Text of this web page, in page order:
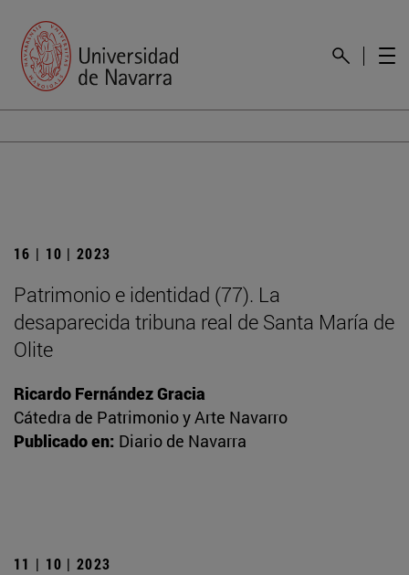
16 | 10 | 2023
Patrimonio e identidad (77). La
desaparecida tribuna real de Santa María de
Olite
Ricardo Fernández Gracia
Cátedra de Patrimonio y Arte Navarro
Publicado en: Diario de Navarra
11 | 10 | 2023